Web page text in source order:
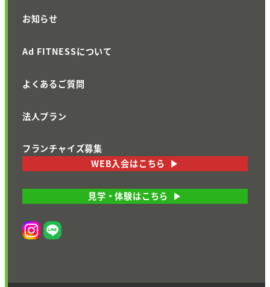
お知らせ
Ad FITNESSについて
よくあるご質問
法人プラン
フランチャイズ募集
WEB入会はこちら
見学・体験はこちら